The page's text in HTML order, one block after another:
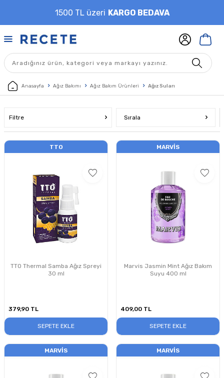
1500 TL üzeri KARGO BEDAVA
Anasayfa Ağız Bakımı Ağız Bakım Ürünleri Ağız Suları
Filtre Sırala
TTO
TTO Thermal Samba Ağız Spreyi
30 ml
379,90 TL
SEPETE EKLE
MARVIS
Marvis Jasmin Mint Ağız Bakım
Suyu 400 ml
409,00 TL
SEPETE EKLE
MARVIS MARVIS